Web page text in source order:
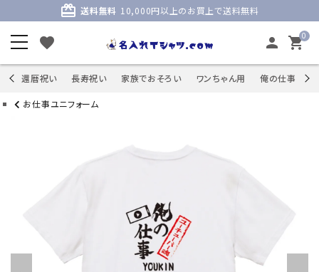
card_giftcard 送料無料 10,000円以上のお買上で送料無料
favorite person 0
shopping_cart
還暦祝い 長寿祝い 家族でおそろい ワンちゃん用 俺の仕事
お仕事ユニフォーム